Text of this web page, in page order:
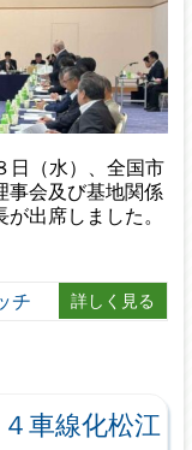
日（水）、全国市
事会及び基地関係
出席しました。
チ 詳しく見る
車線化松江